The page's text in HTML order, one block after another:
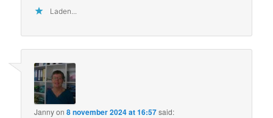
Laden...
Jannyon8 november 2024 at 16:57said: